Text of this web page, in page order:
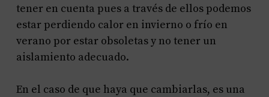
tener en cuenta pues a través de ellos podemos
estar perdiendo calor en invierno o frío en
verano por estar obsoletas y no tener un
aislamiento adecuado.
En el caso de que haya que cambiarlas, es una